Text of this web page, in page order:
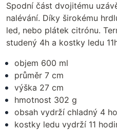
Spodní část dvojitému
nalévání. Díky širokému
led, nebo plátek citrónu.
studený 4h a kostky ledu
objem 600 ml
průměr 7 cm
výška 27 cm
hmotnost 302 g
obsah vydrží chladný 4
kostky ledu vydrží 11